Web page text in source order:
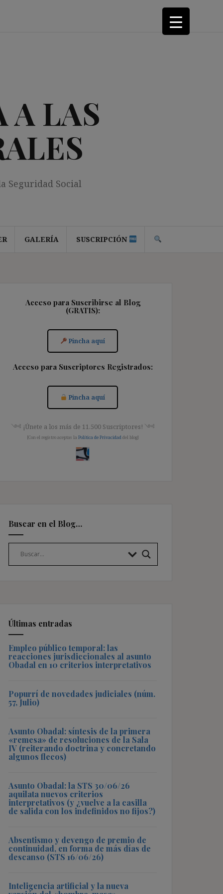
A LAS
Seguridad Social
GALERÍA SUSCRIPCIÓN
Acceso para Suscribirse al Blog
(GRATIS):
Pincha aquí
Acceso para Suscriptores Registrados:
Pincha aquí
༺ ¡Únete a los más de 11.500 Suscriptores! ༺
[Con el registro aceptas la Política de Privacidad del blog]
Buscar en el Blog…
Últimas entradas
Empleo público temporal: las
reacciones jurisdiccionales al asunto
Obadal en 10 criterios interpretativos
Popurrí de novedades judiciales (núm.
57, Julio)
Asunto Obadal: síntesis de la primera
«remesa» de resoluciones de la Sala
IV (reiterando doctrina y concretando
algunos flecos)
Asunto Obadal: la STS 30/06/26
aquilata nuevos criterios
interpretativos (y ¿vuelve a la casilla
de salida con los indefinidos no fijos?)
Absentismo y devengo de premio de
continuidad, en forma de más días de
descanso (STS 16/06/26)
Inteligencia artificial y la nueva